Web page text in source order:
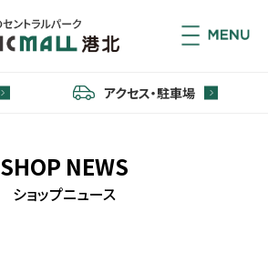
アクセス・駐車場
SHOP NEWS
ショップニュース